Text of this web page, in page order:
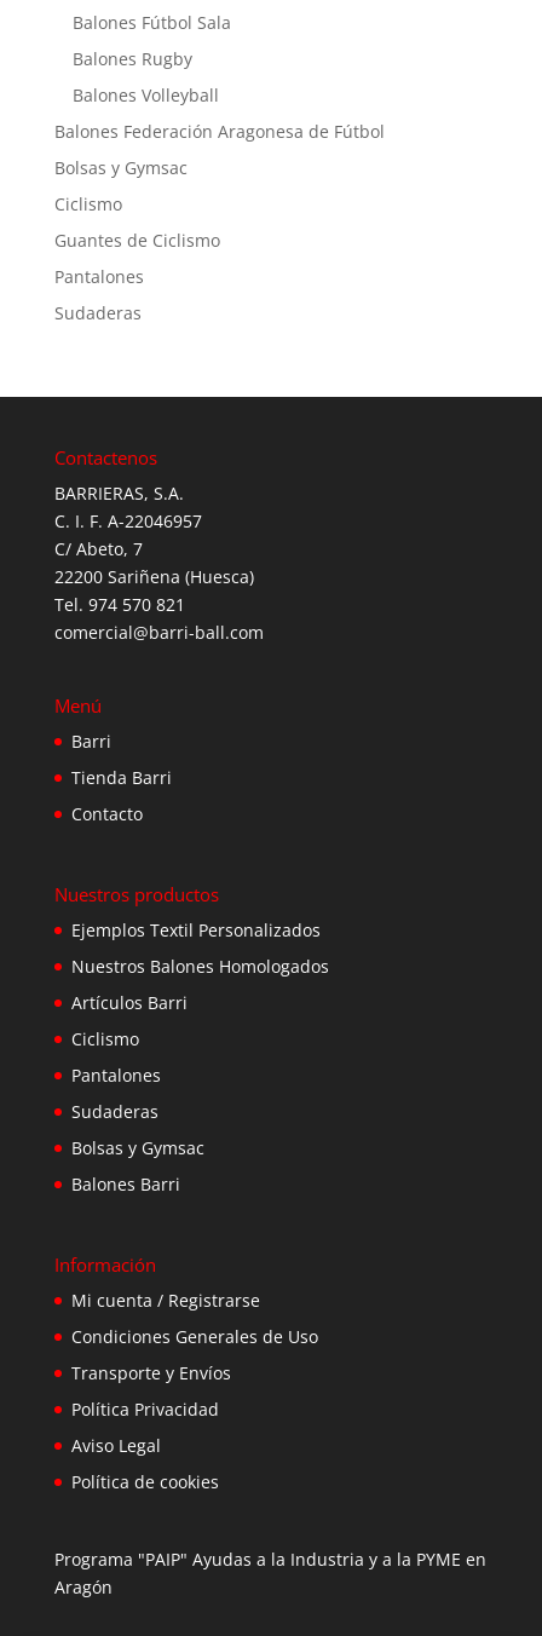
Balones Fútbol Sala
Balones Rugby
Balones Volleyball
Balones Federación Aragonesa de Fútbol
Bolsas y Gymsac
Ciclismo
Guantes de Ciclismo
Pantalones
Sudaderas
Contactenos
BARRIERAS, S.A.
C. I. F. A-22046957
C/ Abeto, 7
22200 Sariñena (Huesca)
Tel. 974 570 821
comercial@barri-ball.com
Menú
Barri
Tienda Barri
Contacto
Nuestros productos
Ejemplos Textil Personalizados
Nuestros Balones Homologados
Artículos Barri
Ciclismo
Pantalones
Sudaderas
Bolsas y Gymsac
Balones Barri
Información
Mi cuenta / Registrarse
Condiciones Generales de Uso
Transporte y Envíos
Política Privacidad
Aviso Legal
Política de cookies
Programa "PAIP" Ayudas a la Industria y a la PYME en
Aragón